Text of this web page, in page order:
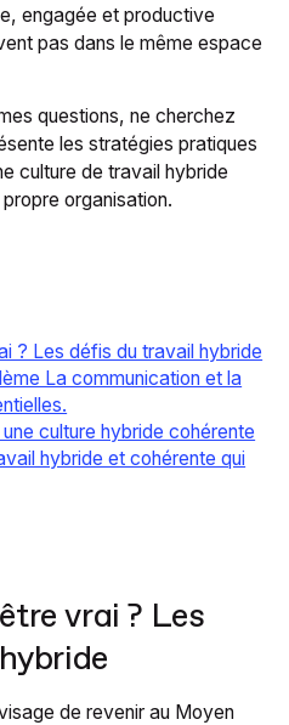
engagée et productive
pas dans le même espace
questions, ne cherchez
les stratégies pratiques
culture de travail hybride
organisation.
? Les défis du travail hybride
La communication et la
culture hybride cohérente
hybride et cohérente qui
vrai ? Les
de revenir au Moyen